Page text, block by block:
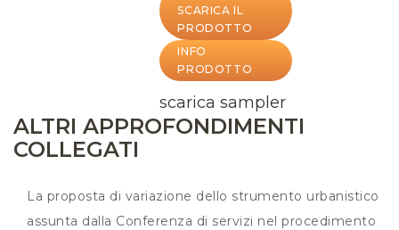
SCARICA IL
PRODOTTO
INFO
PRODOTTO
scarica sampler
ALTRI APPROFONDIMENTI
COLLEGATI
La proposta di variazione dello strumento urbanistico
assunta dalla Conferenza di servizi nel procedimento